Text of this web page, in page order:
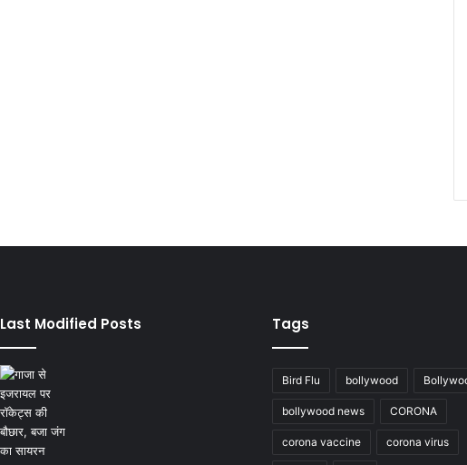
Last Modified Posts Tags
Bird Flu bollywood
bollywood news CORONA
corona vaccine corona virus